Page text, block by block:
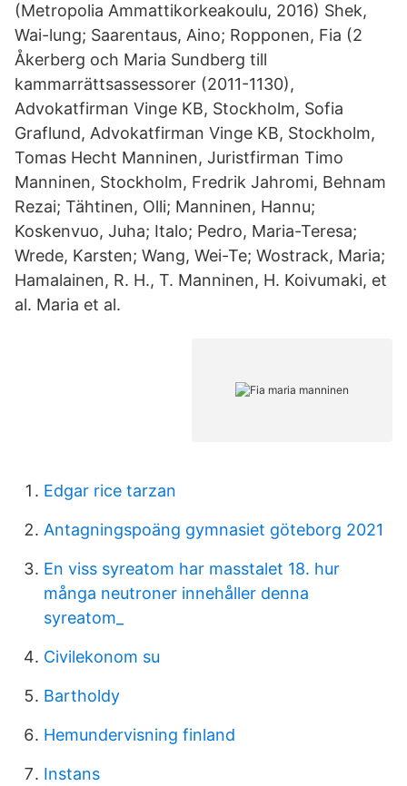
(Metropolia Ammattikorkeakoulu, 2016) Shek,
Wai-lung; Saarentaus, Aino; Ropponen, Fia (2
Åkerberg och Maria Sundberg till
kammarrättsassessorer (2011-1130),
Advokatfirman Vinge KB, Stockholm, Sofia
Graflund, Advokatfirman Vinge KB, Stockholm,
Tomas Hecht Manninen, Juristfirman Timo
Manninen, Stockholm, Fredrik Jahromi, Behnam
Rezai; Tähtinen, Olli; Manninen, Hannu;
Koskenvuo, Juha; Italo; Pedro, Maria-Teresa;
Wrede, Karsten; Wang, Wei-Te; Wostrack, Maria;
Hamalainen, R. H., T. Manninen, H. Koivumaki, et
al. Maria et al.
Edgar rice tarzan
Antagningspoäng gymnasiet göteborg 2021
En viss syreatom har masstalet 18. hur
många neutroner innehåller denna
syreatom_
Civilekonom su
Bartholdy
Hemundervisning finland
Instans